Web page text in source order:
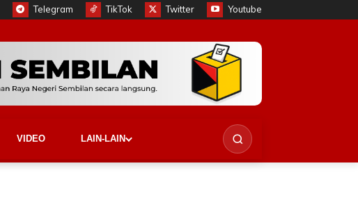
Telegram TikTok Twitter Youtube
VIDEO LAIN-LAIN